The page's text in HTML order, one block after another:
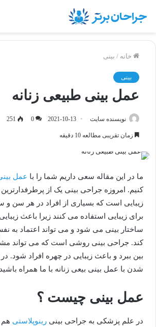
خانه / بینی
بینی
عمل بینی طبیعی زنانه
نویسنده سایت 2021-10-13
0
251
زمان تقریبی مطالعه 10 دقیقه
ما در این مقاله سعی داریم شما را با عمل
کنیم. امروزه جراحی بینی یک از
زیبایی است که بسیاری از افراد در هر سن و
برای زیبایی استفاده می کنند زیرا باعث
ساختار بینی می شود و می تواند اعتماد به
کند. جراحی بینی روشی است که می تواند
بین ببرد و باعث زیبایی در چهره افراد شود. در
شدن با عمل بینی بیعی زنانه با ما همراه
عمل بینی چیست ؟
در علم پزشکی به جراحی بینی رینوپلاستی هم